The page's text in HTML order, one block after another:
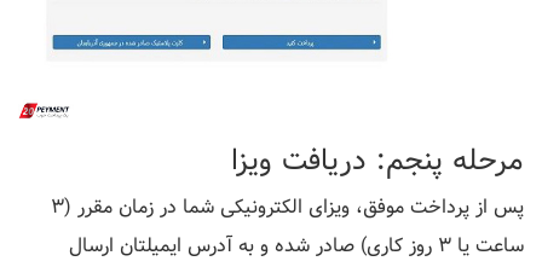
مرحله پنجم: دریافت ویزا
پس از پرداخت موفق، ویزای الکترونیکی شما در زمان مقرر (۳
ساعت یا ۳ روز کاری) صادر شده و به آدرس ایمیلتان ارسال